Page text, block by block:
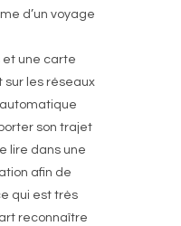
d’un voyage
et une carte
sur les réseaux
son trajet
lire dans une
afin de
qui est très
reconnaître